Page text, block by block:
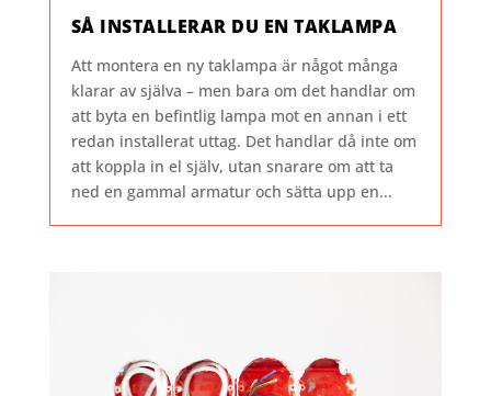
SÅ INSTALLERAR DU EN TAKLAMPA
Att montera en ny taklampa är något många
klarar av själva – men bara om det handlar om
att byta en befintlig lampa mot en annan i ett
redan installerat uttag. Det handlar då inte om
att koppla in el själv, utan snarare om att ta
ned en gammal armatur och sätta upp en...